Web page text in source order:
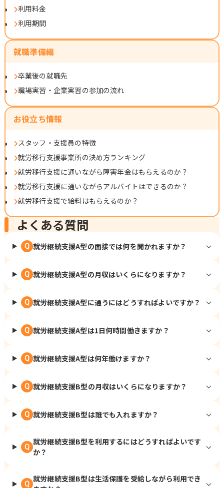
利用料金
利用期間
就職準備編
卒業後の就職先
職場実習・企業実習の参加の流れ
お役立ち情報
スタッフ・支援員の特徴
就労移行支援事業所の決め方ランキング
就労移行支援に通いながら障害年金はもらえるのか？
就労移行支援に通いながらアルバイトはできるのか？
就労移行支援で給料はもらえるのか？
よくある質問
Q 就労継続支援A型の面接では何を聞かれますか？
Q 就労継続支援A型の月収はいくらになりますか？
Q 就労継続支援A型に通うにはどうすればよいですか？
Q 就労継続支援A型は1日何時間働きますか？
Q 就労継続支援A型は何年働けますか？
Q 就労継続支援B型の月収はいくらになりますか？
Q 就労継続支援B型は誰でも入れますか？
Q
就労継続支援B型を利用するにはどうすればよいです
か？
Q
就労継続支援B型は生活保護を受給しながら利用でき